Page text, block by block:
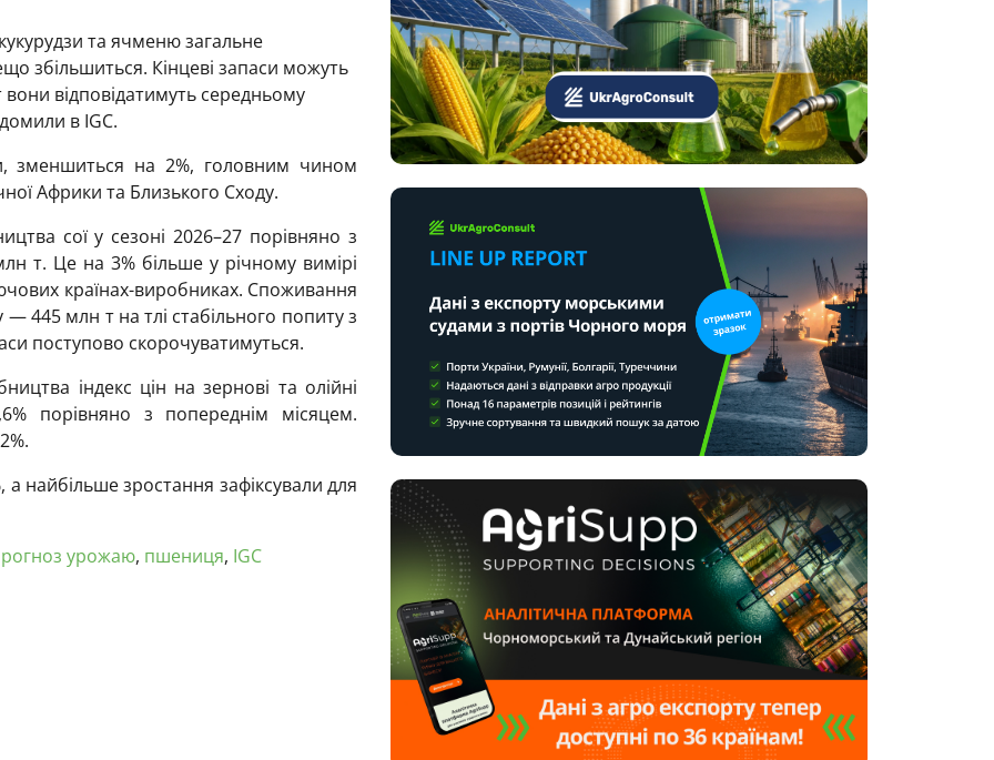
та ячменю загальне
збільшиться. Кінцеві запаси можуть
відповідатимуть середньому
в IGC.
зменшиться на 2%, головним чином
Африки та Близького Сходу.
сої у сезоні 2026–27 порівняно з
т. Це на 3% більше у річному вимірі
країнах-виробниках. Споживання
445 млн т на тлі стабільного попиту з
поступово скорочуватимуться.
індекс цін на зернові та олійні
порівняно з попереднім місяцем.
а найбільше зростання зафіксували для
урожаю, пшениця, IGC